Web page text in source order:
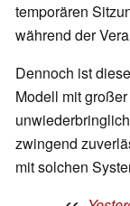
temporären
während der
Dennoch ist
Modell mit
zwingend
mit solchen